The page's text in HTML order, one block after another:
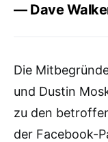
— Dave
Die
und Dustin
zu den
der Facebook-